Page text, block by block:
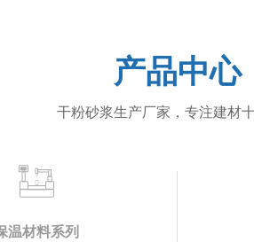
产品中心
干粉砂浆生产厂家，专注建材十
温材料系列